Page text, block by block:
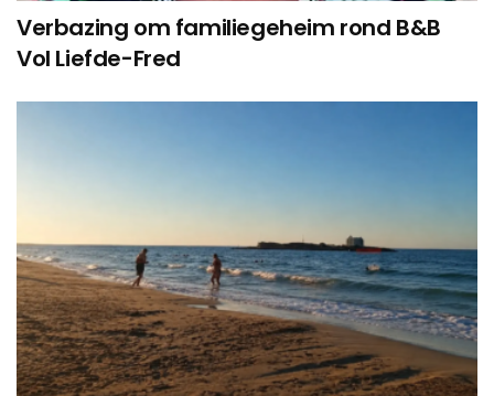
Verbazing om familiegeheim rond B&B
Vol Liefde-Fred